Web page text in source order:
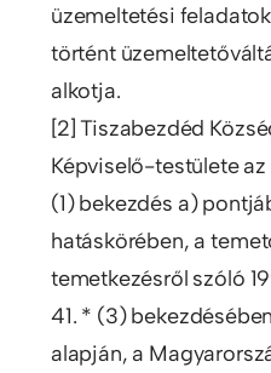
üzemeltetési
történt
alkotja.
[2] Tiszabezdéd
Képviselő-testülete
(1) bekezdés a)
hatáskörében, a
temetkezésről szóló
41. * (3)
alapján, a